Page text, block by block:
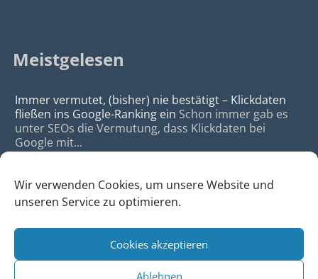
Wir verwenden Cookies, um unsere Website und
unseren Service zu optimieren.
Cookies akzeptieren
Ablehnen
Meistgelesen
Immer vermutet, (bisher) nie bestätigt – Klickdaten
fließen ins Google-Ranking ein Schon immer gab es
unter SEOs die Vermutung, dass Klickdaten bei
Google mit...
da Agency - Webagentur für Webdesign & SEO, Köln